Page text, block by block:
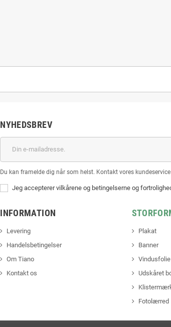
NYHEDSBREV
Du kan framelde dig når som helst. Kontakt vores
Jeg accepterer vilkårene og betingelserne og
INFORMATION
Levering
Handelsbetingelser
Om Tiano
Kontakt os
Plakat
Banner
Vindusfolie
Udskåret
Fotolærred